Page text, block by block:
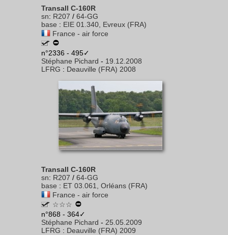
Transall C-160R
sn: R207 / 64-GG
base : EIE 01.340, Evreux (FRA)
France - air force
n°2336 - 495✓
Stéphane Pichard - 19.12.2008
LFRG : Deauville (FRA) 2008
Transall C-160R
sn: R207 / 64-GG
base : ET 03.061, Orléans (FRA)
France - air force
☆☆☆
n°868 - 364✓
Stéphane Pichard - 25.05.2009
LFRG : Deauville (FRA) 2009